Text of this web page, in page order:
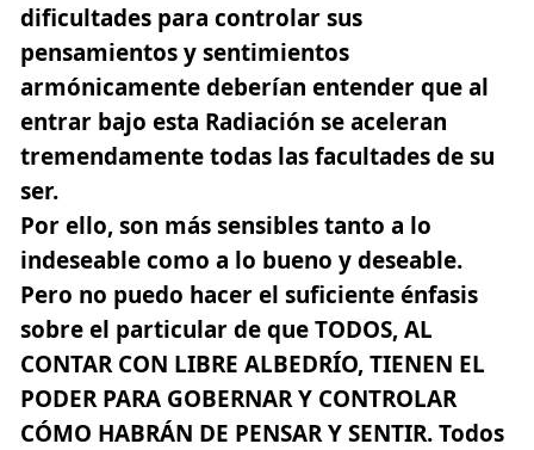
dificultades para controlar sus
pensamientos y sentimientos
armónicamente deberían entender que al
entrar bajo esta Radiación se aceleran
tremendamente todas las facultades de su
ser.
Por ello, son más sensibles tanto a lo
indeseable como a lo bueno y deseable.
Pero no puedo hacer el suficiente énfasis
sobre el particular de que TODOS, AL
CONTAR CON LIBRE ALBEDRÍO, TIENEN EL
PODER PARA GOBERNAR Y CONTROLAR
CÓMO HABRÁN DE PENSAR Y SENTIR. Todos